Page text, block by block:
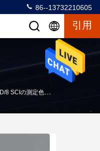
86--13732210605
引用
D/8 SCIの測定色のための自動口径測定のポケット測色計8mmの測定の開き